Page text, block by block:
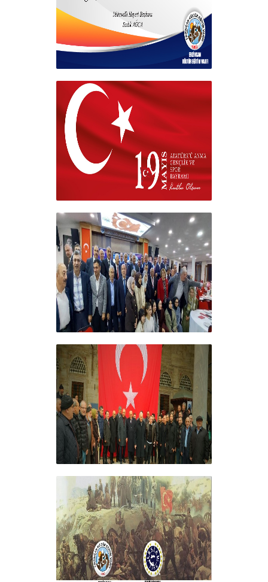
Hayırlı Bayramlar
+
19 MAYIS 2026
+
ERZİNCANLILAR EKEV’İN
GELENEKSEL İFTAR
YEMEĞİNDE BULUŞTU
+
GELENEKSEL ŞEHİTLERİMİZİ
ANMA PROGRAMI
DÜZENLEDİK
+